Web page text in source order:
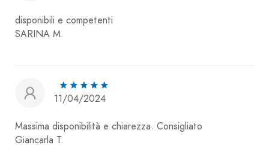
disponibili e competenti
SARINA M.
11/04/2024
Massima disponibilità e chiarezza. Consigliato
Giancarla T.